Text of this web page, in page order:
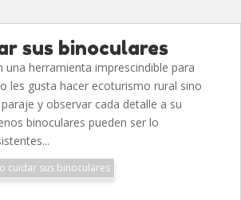
sus binoculares
una herramienta imprescindible para
les gusta hacer ecoturismo rural sino
y observar cada detalle a su
binoculares pueden ser lo
cuidar sus binoculares